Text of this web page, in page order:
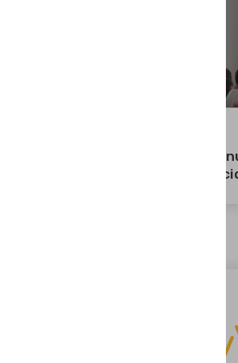
Agrupamento de Escolas
Patrício ofereceu cultura à